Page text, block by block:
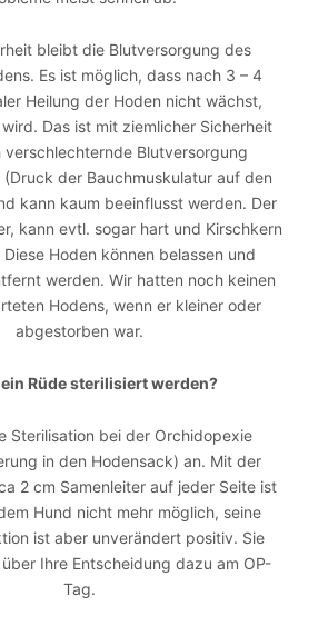
bleibt die Blutversorgung des
Es ist möglich, dass nach 3 – 4
Heilung der Hoden nicht wächst,
Das ist mit ziemlicher Sicherheit
verschlechternde Blutversorgung
der Bauchmuskulatur auf den
kann kaum beeinflusst werden. Der
kann evtl. sogar hart und Kirschkern
Hoden können belassen und
werden. Wir hatten noch keinen
Hodens, wenn er kleiner oder
abgestorben war.
Rüde sterilisiert werden?
Sterilisation bei der Orchidopexie
in den Hodensack) an. Mit der
2 cm Samenleiter auf jeder Seite ist
Hund nicht mehr möglich, seine
ist aber unverändert positiv. Sie
Ihre Entscheidung dazu am OP-
Tag.